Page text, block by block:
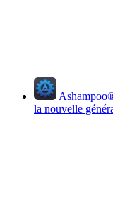
Ashampoo
la nouvelle